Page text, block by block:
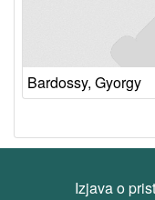
Bardossy, Gyorgy
Izjava o